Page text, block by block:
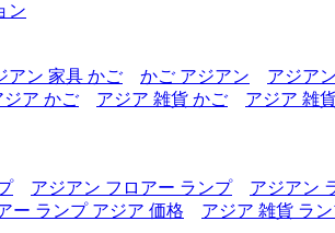
ン
アン 家具 かご かご アジアン アジア
ジア かご アジア 雑貨 かご アジア 雑
アジアン フロアー ランプ アジアン
ー ランプ アジア 価格 アジア 雑貨 ラ